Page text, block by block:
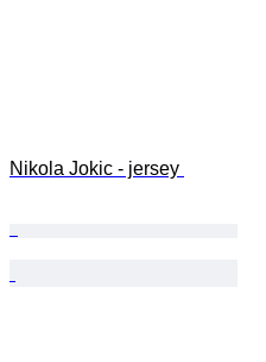
Nikola Jokic - jersey